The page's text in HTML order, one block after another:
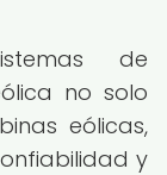
de
no solo
eólicas,
y